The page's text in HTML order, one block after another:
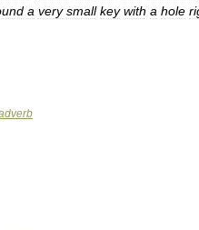
a very small key with a hole